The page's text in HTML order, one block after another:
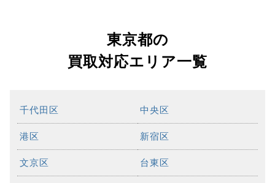
東京都の
買取対応エリア一覧
千代田区 中央区
港区 新宿区
文京区 台東区